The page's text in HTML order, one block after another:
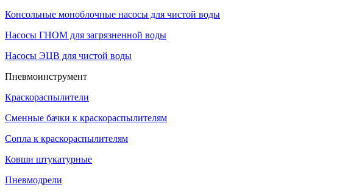
Консольные моноблочные насосы для чистой воды
Насосы ГНОМ для загрязненной воды
Насосы ЭЦВ для чистой воды
Пневмоинструмент
Краскораспылители
Сменные бачки к краскораспылителям
Сопла к краскораспылителям
Ковши штукатурные
Пневмодрели